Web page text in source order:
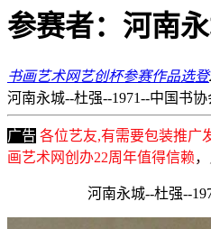
参赛者：河南
书画艺术网艺创杯参赛作品选登
河南永城--杜强--1971--中国书协
广告 各位艺友,有需要包装推广
画艺术网创办22周年值得信赖，
河南永城--杜强--